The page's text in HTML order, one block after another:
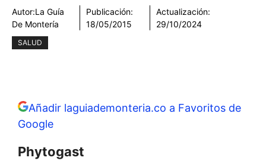
Autor:La Guía
De Montería
Publicación:
18/05/2015
Actualización:
29/10/2024
SALUD
Añadir laguiademonteria.co a Favoritos de
Google
Phytogast